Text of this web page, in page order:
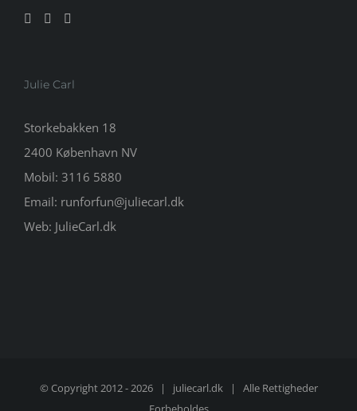
Julie Carl
Storkebakken 18
2400 København NV
Mobil: 3116 5880
Email: runforfun@juliecarl.dk
Web: JulieCarl.dk
© Copyright 2012 -2026 | juliecarl.dk| Alle Rettigheder